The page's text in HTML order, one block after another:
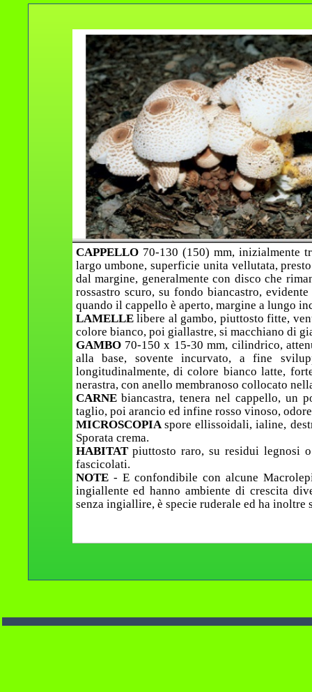
CAPPELLO 70-130 (150) mm, inizialmente
largo umbone, superficie unita vellutata,
dal margine, generalmente con disco che
rossastro scuro, su fondo biancastro,
quando il cappello è aperto, margine a lungo
LAMELLE libere al gambo, piuttosto fitte,
colore bianco, poi giallastre, si macchiano di
GAMBO 70-150 x 15-30 mm, cilindrico,
alla base, sovente incurvato, a fine
longitudinalmente, di colore bianco latte,
nerastra, con anello membranoso collocato
CARNEbiancastra, tenera nel cappello, un
taglio, poi arancio ed infine rosso vinoso,
MICROSCOPIAspore ellissoidali, ialine,
Sporata crema.
HABITATpiuttosto raro, su residui legnosi
fascicolati.
NOTE - E confondibile con alcune
ingiallente ed hanno ambiente di crescita
senza ingiallire, è specie ruderale ed ha